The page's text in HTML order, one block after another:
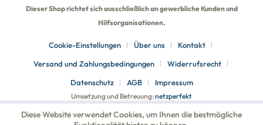
Dieser Shop richtet sich ausschließlich an gewerbliche Kunden und
Hilfsorganisationen.
Cookie-Einstellungen Über uns
Kontakt
Versand und Zahlungsbedingungen
Widerrufsrecht
Datenschutz
AGB Impressum
Umsetzung und Betreuung:netzperfekt
Diese Website verwendet Cookies, um Ihnen die bestmögliche